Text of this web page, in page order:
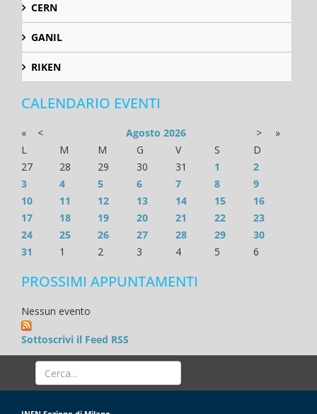
CERN
GANIL
RIKEN
CALENDARIO EVENTI
« < Agosto 2026 >
»
L
M M G V S
D
27
28 29 30 31 1
2
3
4 5 6 7 8
9
10
11 12 13 14 15
16
17
18 19 20 21 22
23
24
25 26 27 28 29
30
31
1 2 3 4 5 6
PROSSIMI APPUNTAMENTI
Nessun evento
Sottoscrivi il Feed RSS